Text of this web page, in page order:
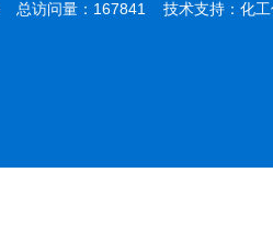
总访问量：167841 技术支持： 化